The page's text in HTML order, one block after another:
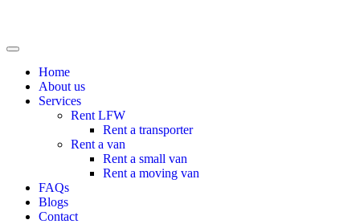
Home
About us
Services
Rent LFW
Rent a transporter
Rent a van
Rent a small van
Rent a moving van
FAQs
Blogs
Contact